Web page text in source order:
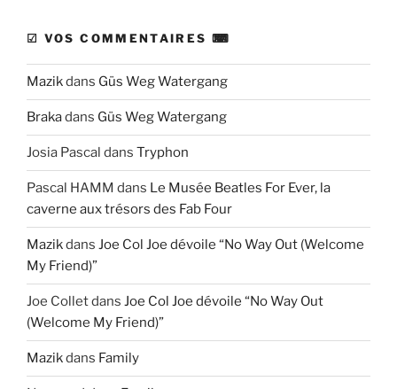
☑ VOS COMMENTAIRES ⌨
Mazikdans Güs Weg Watergang
Brakadans Güs Weg Watergang
Josia Pascal dans Tryphon
Pascal HAMM dans Le Musée Beatles For Ever, la
caverne aux trésors des Fab Four
Mazikdans Joe Col Joe dévoile “No Way Out (Welcome
My Friend)”
Joe Colletdans Joe Col Joe dévoile “No Way Out
(Welcome My Friend)”
Mazikdans Family